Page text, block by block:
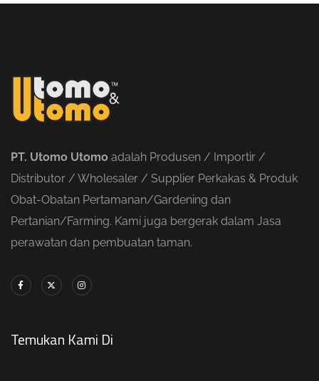
PT. Utomo Utomo adalah Produsen / Importir /
Distributor / Wholesaler / Supplier Perkakas & Produk
Obat-Obatan Pertamanan/Gardening dan
Pertanian/Farming. Kami juga bergerak dalam Jasa
perawatan dan pembuatan taman.
Temukan Kami Di